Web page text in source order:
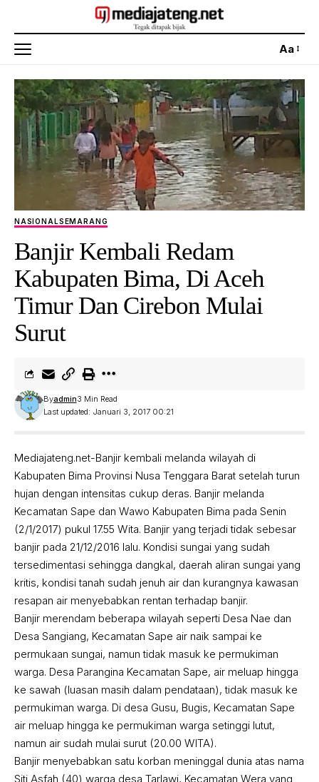
Aa
NASIONALSEMARANG
Banjir Kembali Redam
Kabupaten Bima, Di Aceh
Timur Dan Cirebon Mulai
Surut
Last updated: Januari 3, 2017 00:21
Byadmin3 Min Read
Mediajateng.net-Banjir kembali melanda wilayah di
Kabupaten Bima Provinsi Nusa Tenggara Barat setelah turun
hujan dengan intensitas cukup deras. Banjir melanda
Kecamatan Sape dan Wawo Kabupaten Bima pada Senin
(2/1/2017) pukul 17.55 Wita. Banjir yang terjadi tidak sebesar
banjir pada 21/12/2016 lalu. Kondisi sungai yang sudah
tersedimentasi sehingga dangkal, daerah aliran sungai yang
kritis, kondisi tanah sudah jenuh air dan kurangnya kawasan
resapan air menyebabkan rentan terhadap banjir.
Banjir merendam beberapa wilayah seperti Desa Nae dan
Desa Sangiang, Kecamatan Sape air naik sampai ke
permukaan sungai, namun tidak masuk ke permukiman
warga. Desa Parangina Kecamatan Sape, air meluap hingga
ke sawah (luasan masih dalam pendataan), tidak masuk ke
permukiman warga. Di desa Gusu, Bugis, Kecamatan Sape
air meluap hingga ke permukiman warga setinggi lutut,
namun air sudah mulai surut (20.00 WITA).
Banjir menyebabkan satu korban meninggal dunia atas nama
Siti Asfah (40) warga desa Tarlawi, Kecamatan Wera yang